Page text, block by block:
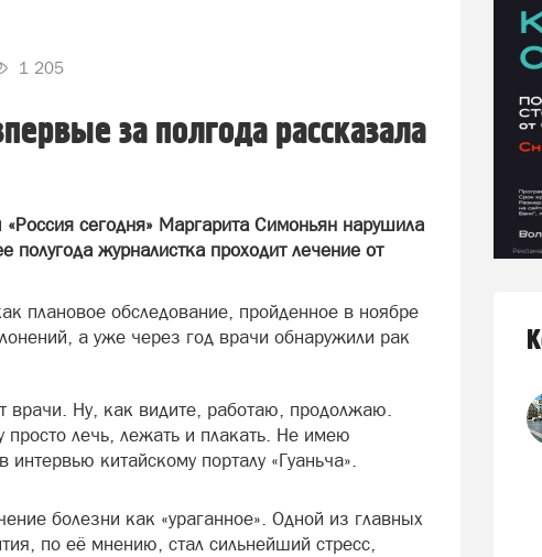
1 205
за полгода рассказала
сегодня» Маргарита Симоньян нарушила
журналистка проходит лечение от
плановое обследование, пройденное в ноябре
а уже через год врачи обнаружили рак
врачи. Ну, как видите, работаю, продолжаю.
лечь, лежать и плакать. Не имею
китайскому порталу «Гуаньча».
болезни как «ураганное». Одной из главных
по её мнению, стал сильнейший стресс,